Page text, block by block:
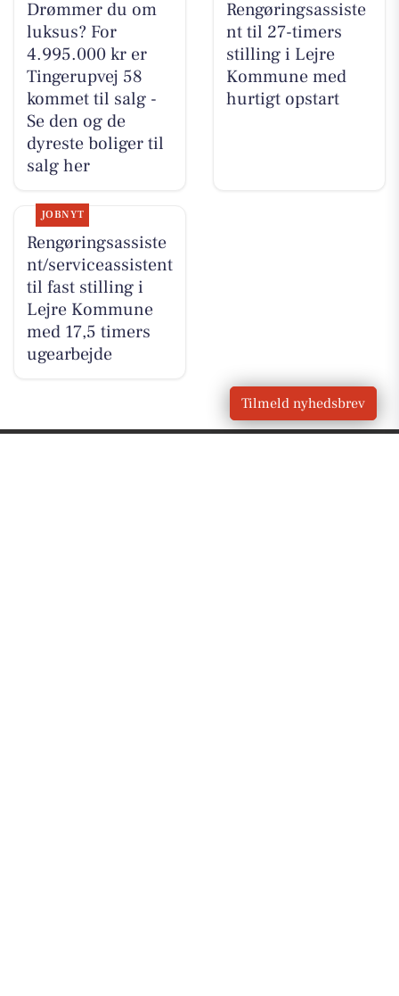
Drømmer du om
luksus? For
4.995.000 kr er
Tingerupvej 58
kommet til salg -
Se den og de
dyreste boliger til
salg her
Rengøringsassiste
nt til 27-timers
stilling i Lejre
Kommune med
hurtigt opstart
JOBNYT
Rengøringsassiste
nt/serviceassistent
til fast stilling i
Lejre Kommune
med 17,5 timers
ugearbejde
Tilmeld nyhedsbrev